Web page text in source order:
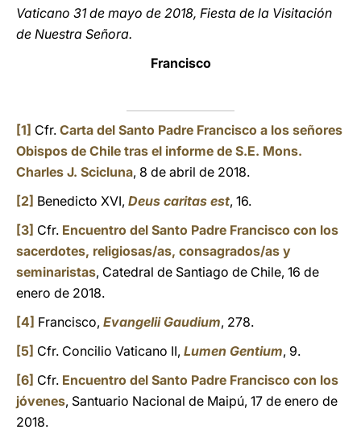
Vaticano 31 de mayo de 2018, Fiesta de la Visitación
de Nuestra Señora.
Francisco
[1] Cfr. Carta del Santo Padre Francisco a los señores
Obispos de Chile tras el informe de S.E. Mons.
Charles J. Scicluna, 8 de abril de 2018.
[2] Benedicto XVI, Deus caritas est, 16.
[3] Cfr. Encuentro del Santo Padre Francisco con los
sacerdotes, religiosas/as, consagrados/as y
seminaristas, Catedral de Santiago de Chile, 16 de
enero de 2018.
[4] Francisco, Evangelii Gaudium, 278.
[5] Cfr. Concilio Vaticano II, Lumen Gentium, 9.
[6] Cfr. Encuentro del Santo Padre Francisco con los
jóvenes, Santuario Nacional de Maipú, 17 de enero de
2018.